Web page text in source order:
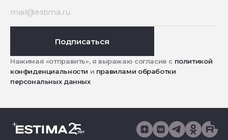
Подписаться
Нажимая «отправить», я выражаю согласие с политикой
конфиденциальности и правилами обработки
персональных данных